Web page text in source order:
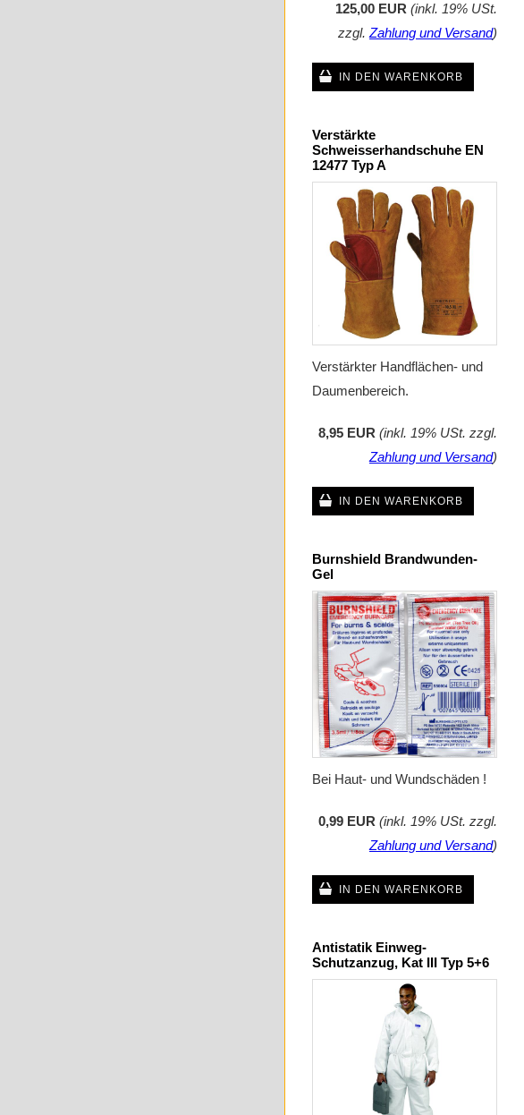
125,00 EUR (inkl. 19% USt.
zzgl.Zahlung und Versand)
IN DEN WARENKORB
Verstärkte
Schweisserhandschuhe EN
12477 Typ A
Verstärkter Handflächen- und
Daumenbereich.
8,95 EUR (inkl. 19% USt. zzgl.
Zahlung und Versand)
IN DEN WARENKORB
Burnshield Brandwunden-
Gel
Bei Haut- und Wundschäden !
0,99 EUR (inkl. 19% USt. zzgl.
Zahlung und Versand)
IN DEN WARENKORB
Antistatik Einweg-
Schutzanzug, Kat III Typ 5+6